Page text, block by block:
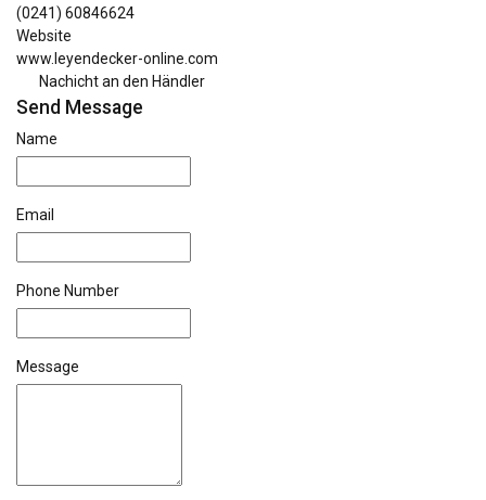
(0241) 60846624
Website
www.leyendecker-online.com
Nachicht an den Händler
Send Message
Name
Email
Phone Number
Message